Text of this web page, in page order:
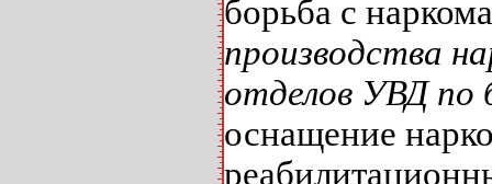
борьба с
производства
отделов УВД по
оснащение